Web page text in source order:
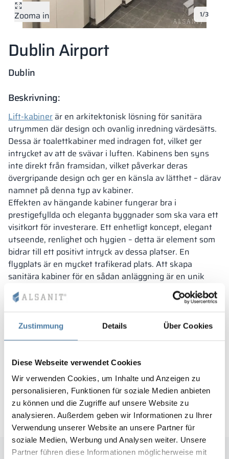
Zustimmung Details Über Cookies
Diese Webseite verwendet Cookies
Wir verwenden Cookies, um Inhalte und Anzeigen zu
personalisieren, Funktionen für soziale Medien anbieten
zu können und die Zugriffe auf unsere Website zu
analysieren. Außerdem geben wir Informationen zu Ihrer
Verwendung unserer Website an unsere Partner für
soziale Medien, Werbung und Analysen weiter. Unsere
Partner führen diese Informationen möglicherweise mit
Vela
metallskåp
Rumsavdelare
Altus
L-formade skåp
1/3
Zooma in
Dublin Airport
Dublin
Beskrivning:
Lift-kabiner är en arkitektonisk lösning för sanitära
utrymmen där design och ovanlig inredning värdesätts.
Dessa är toalettkabiner med indragen fot, vilket ger
intrycket av att de svävar i luften. Kabinens ben syns
inte direkt från framsidan, vilket påverkar deras
övergripande design och ger en känsla av lätthet – därav
namnet på denna typ av kabiner.
Effekten av hängande kabiner fungerar bra i
prestigefyllda och eleganta byggnader som ska vara ett
visitkort för investerare. Ett enhetligt koncept, elegant
utseende, renlighet och hygien – detta är element som
bidrar till ett positivt intryck av dessa platser. En
flygplats är en mycket trafikerad plats. Att skapa
sanitära kabiner för en sådan anläggning är en unik
utmaning. Bland många anbudsgivare som deltog i
Dublin Airport-projektet valdes Alsanits LIFT-system
Projektets egenskaper:
innovativ lösning med indragen konsol på kabinernas
exceptionell hållbarhet
nyskapande design